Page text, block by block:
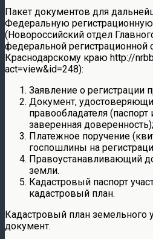
Пакет документов для
Федеральную
(Новороссийский отдел
федеральной
Краснодарскому краю http://
act=view&id=248):
Заявление о регистрации
Документ,
правообладателя (паспорт
заверенная доверенность);
Платежное поручение
госпошлины на
Правоустанавливающий
земли.
Кадастровый паспорт
кадастровый план.
Кадастровый план земельного
документ.